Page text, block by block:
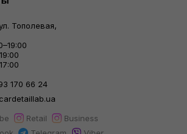
Тополевая,
170 66 24
Retail
Business